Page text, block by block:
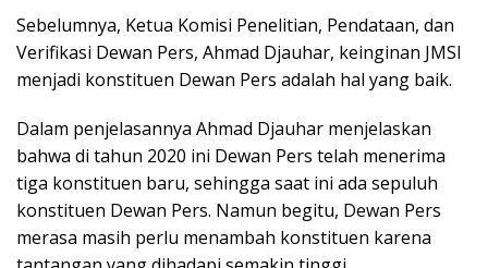
Sebelumnya, Ketua Komisi Penelitian, Pendataan, dan
Verifikasi Dewan Pers, Ahmad Djauhar, keinginan JMSI
menjadi konstituen Dewan Pers adalah hal yang baik.
Dalam penjelasannya Ahmad Djauhar menjelaskan
bahwa di tahun 2020 ini Dewan Pers telah menerima
tiga konstituen baru, sehingga saat ini ada sepuluh
konstituen Dewan Pers. Namun begitu, Dewan Pers
merasa masih perlu menambah konstituen karena